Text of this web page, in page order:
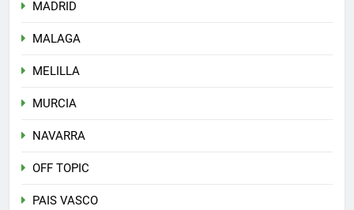
MADRID
MALAGA
MELILLA
MURCIA
NAVARRA
OFF TOPIC
PAIS VASCO